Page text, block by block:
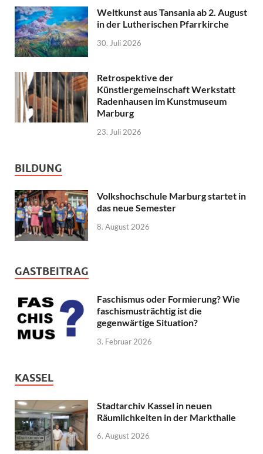
Weltkunst aus Tansania ab 2. August
in der Lutherischen Pfarrkirche
30. Juli 2026
Retrospektive der
Künstlergemeinschaft Werkstatt
Radenhausen im Kunstmuseum
Marburg
23. Juli 2026
BILDUNG
Volkshochschule Marburg startet in
das neue Semester
8. August 2026
GASTBEITRAG
Faschismus oder Formierung? Wie
faschismusträchtig ist die
gegenwärtige Situation?
3. Februar 2026
KASSEL
Stadtarchiv Kassel in neuen
Räumlichkeiten in der Markthalle
6. August 2026